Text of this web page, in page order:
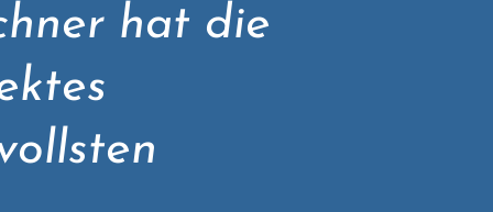
hat die